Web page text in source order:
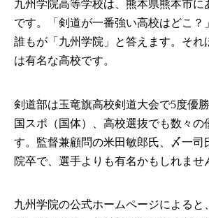
九州学院高等学校は、熊本県熊本市に
です。「剣道が一番強い高校はどこ？
誰もが「九州学院」と答えます。それ
は有名な高校です。
剣道部は玉竜旗高校剣道大会で5度優
国スポ（国体）、高校選抜でも数々の
す。監督兼顧問の米田敏郎氏、〆一司
院卒で、選手よりも有名かもしれませ
九州学院の公式ホームページによると